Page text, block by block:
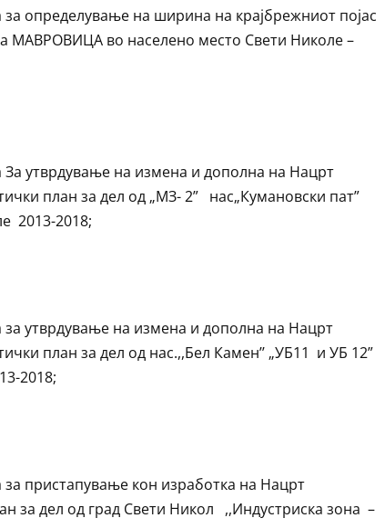
за определување на ширина на крајбрежниот појас
МАВРОВИЦА во населено место Свети Николе –
За утврдување на измена и дополна на Нацрт
план за дел од „МЗ- 2” нас„Кумановски пат”
2013-2018;
за утврдување на измена и дополна на Нацрт
план за дел од нас.,,Бел Камен’’ „УБ11 и УБ 12”
2018;
за пристапување кон изработка на Нацрт
за дел од град Свети Никол ,,Индустриска зона –